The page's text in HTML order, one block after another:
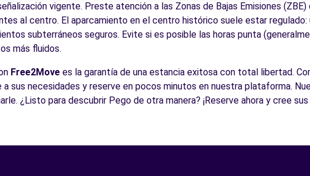
vigente. Preste atención a las Zonas de Bajas Emisiones
al centro. El aparcamiento en el centro histórico suele estar
subterráneos seguros. Evite si es posible las horas punta
más fluidos.
Free2Move es la garantía de una estancia exitosa con total libertad.
sus necesidades y reserve en pocos minutos en nuestra plataforma.
¿Listo para descubrir Pego de otra manera? ¡Reserve ahora y cree